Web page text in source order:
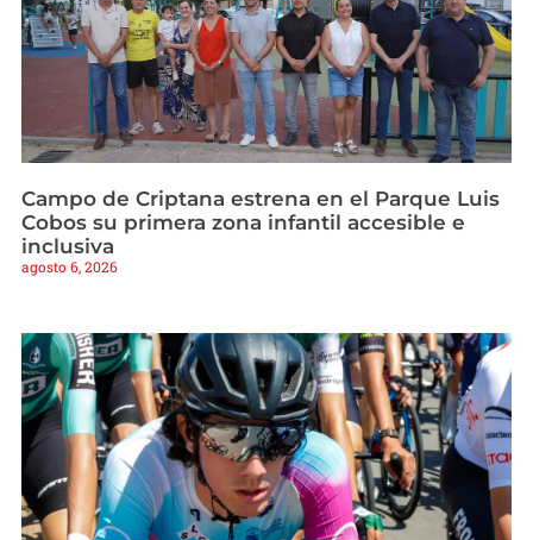
Campo de Criptana estrena en el Parque Luis
Cobos su primera zona infantil accesible e
inclusiva
agosto 6, 2026